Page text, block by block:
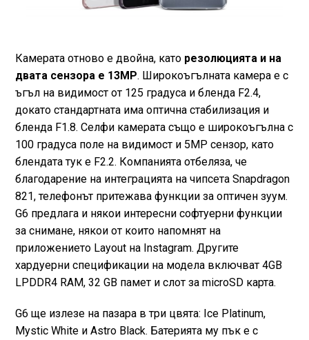
Камерата отново е двойна, като резолюцията и на
двата сензора е 13MP. Широкоъгълната камера е с
ъгъл на видимост от 125 градуса и бленда F2.4,
докато стандартната има оптична стабилизация и
бленда F1.8. Селфи камерата също е широкоъгълна с
100 градуса поле на видимост и 5MP сензор, като
блендата тук е F2.2. Компанията отбеляза, че
благодарение на интеграцията на чипсета Snapdragon
821, телефонът притежава функции за оптичен зуум.
G6 предлага и някои интересни софтуерни функции
за снимане, някои от които напомнят на
приложението Layout на Instagram. Другите
хардуерни спецификации на модела включват 4GB
LPDDR4 RAM, 32 GB памет и слот за microSD карта.
G6 ще излезе на пазара в три цвята: Ice Platinum,
Mystic White и Astro Black. Батерията му пък е с